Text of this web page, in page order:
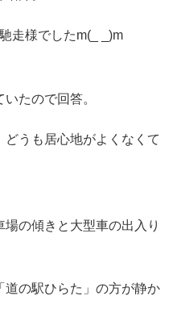
走様でしたm(_ _)m
たので回答。
うも居心地がよくなくて
の傾きと大型車の出入り
の駅ひらた」の方が静か